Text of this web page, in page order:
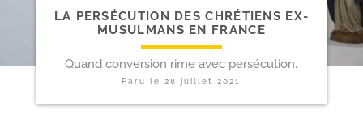
LA PERSÉCUTION DES CHRÉTIENS EX-​
MUSULMANS EN FRANCE
Quand conversion rime avec persécution.
Paru le28 juillet 2021